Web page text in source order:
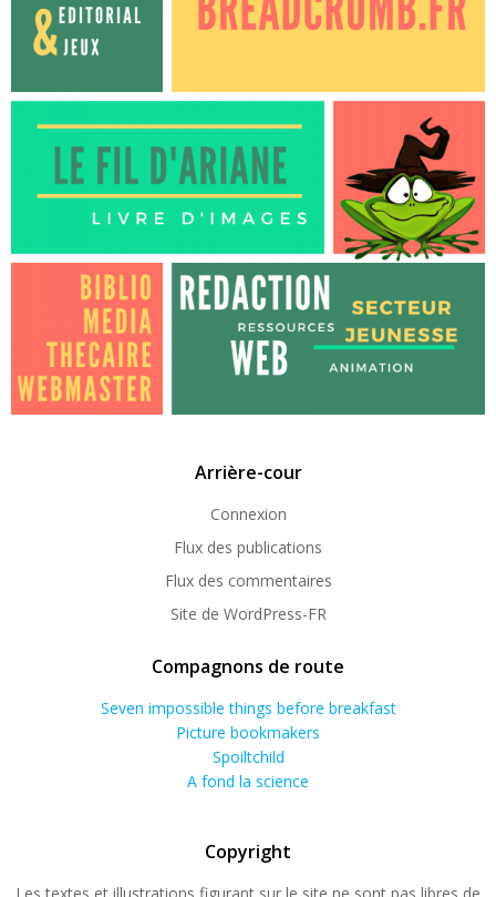
Arrière-cour
Connexion
Flux des publications
Flux des commentaires
Site de WordPress-FR
Compagnons de route
Seven impossible things before breakfast
Picture bookmakers
Spoiltchild
A fond la science
Copyright